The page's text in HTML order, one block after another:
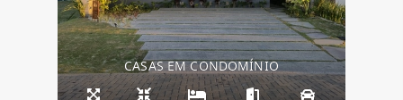
CASAS EM CONDOMÍNIO